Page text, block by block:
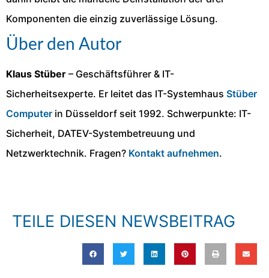
Komponenten die einzig zuverlässige Lösung.
Über den Autor
Klaus Stüber – Geschäftsführer & IT-
Sicherheitsexperte. Er leitet das IT-Systemhaus Stüber
Computer in Düsseldorf seit 1992. Schwerpunkte: IT-
Sicherheit, DATEV-Systembetreuung und
Netzwerktechnik. Fragen? Kontakt aufnehmen.
TEILE DIESEN NEWSBEITRAG